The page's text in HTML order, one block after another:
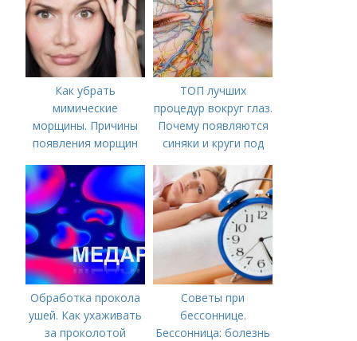
Как убрать
мимические
морщины. Причины
появления морщин
ТОП лучших
процедур вокруг глаз.
Почему появляются
синяки и круги под
Обработка прокола
ушей. Как ухаживать
за проколотой
Советы при
бессоннице.
Бессонница: болезнь